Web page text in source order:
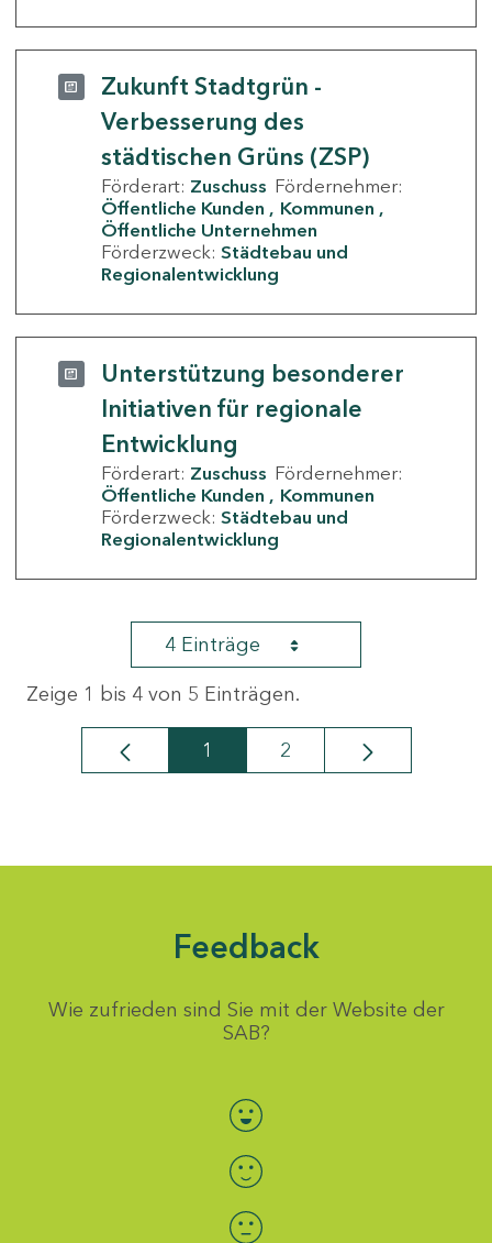
Zukunft Stadtgrün -
Verbesserung des
städtischen Grüns (ZSP)
Förderart: Zuschuss Fördernehmer:
Öffentliche Kunden
Kommunen
Öffentliche Unternehmen
Förderzweck: Städtebau und
Regionalentwicklung
Unterstützung besonderer
Initiativen für regionale
Entwicklung
Förderart: Zuschuss Fördernehmer:
Öffentliche Kunden
Kommunen
Förderzweck: Städtebau und
Regionalentwicklung
4 Einträge
Zeige 1 bis 4 von 5 Einträgen.
Seite
1 Seite
2
Feedback
Wie zufrieden sind Sie mit der Website der
SAB?
Bewertung auswählen